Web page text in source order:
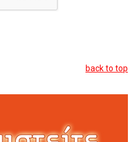
back to top